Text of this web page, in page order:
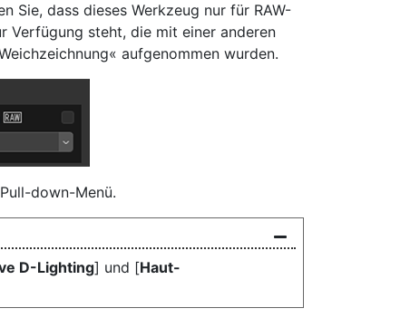
Sie, dass dieses Werkzeug nur für RAW-
Verfügung steht, die mit einer anderen
aufgenommen wurden.
down-Menü.
D-Lighting] und [Haut-